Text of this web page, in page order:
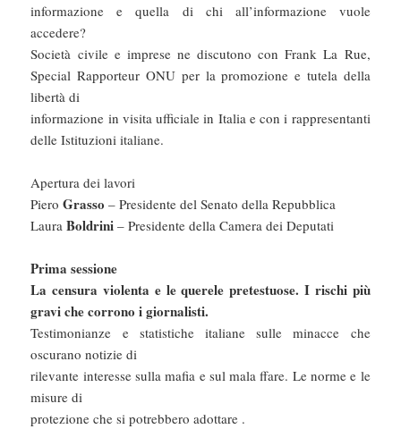
informazione e quella di chi all’informazione vuole
accedere?
Società civile e imprese ne discutono con Frank La Rue,
Special Rapporteur ONU per la promozione e tutela della
libertà di
informazione in visita ufficiale in Italia e con i rappresentanti
delle Istituzioni italiane.
Apertura dei lavori
PieroGrasso – Presidente del Senato della Repubblica
LauraBoldrini – Presidente della Camera dei Deputati
Prima sessione
La censura violenta e le querele pretestuose. I rischi più
gravi che corrono i giornalisti.
Testimonianze e statistiche italiane sulle minacce che
oscurano notizie di
rilevante interesse sulla mafia e sul mala ffare. Le norme e le
misure di
protezione che si potrebbero adottare .